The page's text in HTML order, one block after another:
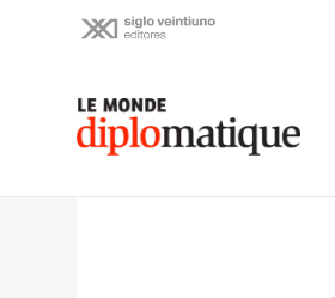
Le monde diplomatique